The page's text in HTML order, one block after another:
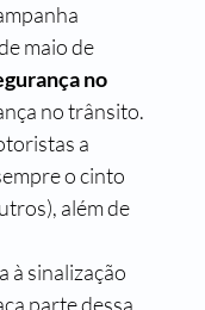
maio de
no
no trânsito.
o cinto
além de
parte dessa